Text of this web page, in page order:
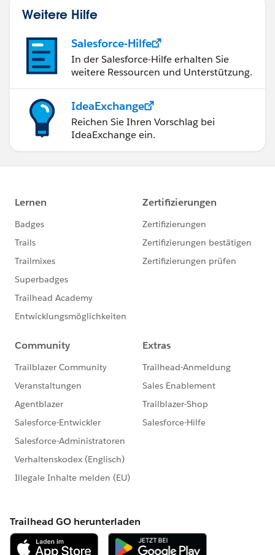
Weitere Hilfe
Salesforce-Hilfe
In der Salesforce-Hilfe erhalten Sie
weitere Ressourcen und Unterstützung.
IdeaExchange
Reichen Sie Ihren Vorschlag bei
IdeaExchange ein.